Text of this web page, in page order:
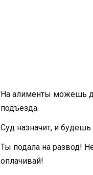
На алименты можешь
подъезда.
Суд назначит, и будешь
Ты подала на развод!
оплачивай!